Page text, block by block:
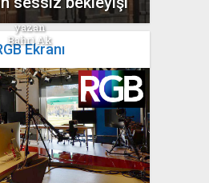
yazan
Bahri Ak
Ekranı